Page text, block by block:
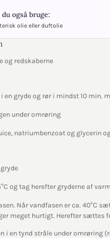
også bruge:
olie eller duftolie
og redskaberne
gryde og rør i mindst 10 min.
under omrøring
natriumbenzoat og glycerin
og tag herefter gryderne af
Når vandfasen er ca. 40°C
meget hurtigt. Herefter sættes
i en tynd stråle under omrøring